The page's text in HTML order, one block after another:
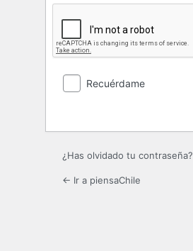
Recuérdame
¿Has olvidado tu contraseña?
← Ir a piensaChile